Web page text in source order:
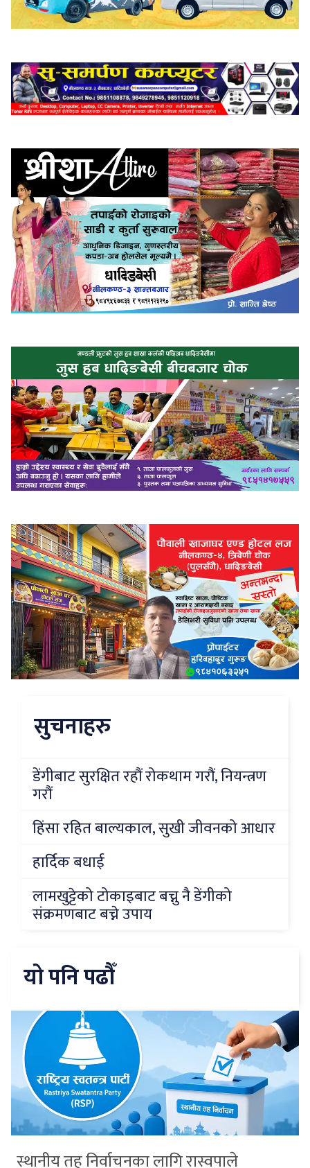
सुचनाहरु
डेंगीबाट सुरक्षित रहौं रोकथाम गरौं, नियन्त्रण
गरौं
हिंसा रहित बाल्यकाल, सुखी जीवनको आधार
हार्दिक बधाई
लामखुट्टेको टोकाइबाट बच्नु नै डेंगीको
संक्रमणबाट बच्ने उपाय
यो पनि पढौँ
स्थानीय तह निर्वाचनका लागि रास्वपाले